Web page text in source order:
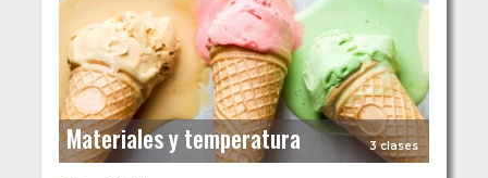
Materiales y temperatura 3 clases